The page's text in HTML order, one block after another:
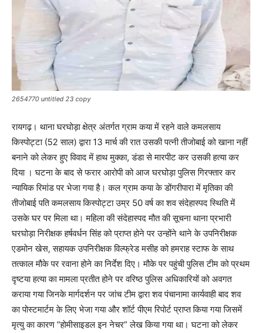
2654770 untitled 23 copy
रायगढ़। थाना घरघोड़ा क्षेत्र अंतर्गत ग्राम कया में रहने वाले कमलसाय
किस्पोट्टा (52 साल) द्वारा 13 मार्च की रात उसकी पत्नी तीजोबाई को खाना नहीं
बनाने को लेकर हुए विवाद में हाथ मुक्का, डंडा से मारपीट कर उसकी हत्या कर
दिया । घटना के बाद से फरार आरोपी को आज घरघोड़ा पुलिस गिरफ्तार कर
न्यायिक रिमांड पर भेजा गया है। कल ग्राम कया के डोंगरीपारा में मृतिका की
तीजोबाई पति कमलसाय किस्पोट्टा उम्र 50 वर्ष का शव संदेहास्पद स्थिति में
उसके घर पर मिला था। महिला की संदेहास्पद मौत की सूचना थाना प्रभारी
घरघोड़ा निरीक्षक हर्षवर्धन सिंह को प्राप्त होने पर उन्होंने थाने के उपनिरीक्षक
एडमोन खेस, सहायक उपनिरीक्षक विल्फ्रेड मसीह को हमराह स्टाफ के साथ
तत्काल मौके पर रवाना होने का निर्देश दिए। मौके पर पहुंची पुलिस टीम को प्रथम
दृष्टया हत्या का मामला प्रतीत होने पर वरिष्ठ पुलिस अधिकारियों को अवगत
कराया गया जिनके मार्गदर्शन पर जांच टीम द्वारा शव पंचानामा कार्यवाही बाद शव
का पोस्टमार्टम के लिए भेजा गया और शॉर्ट पीएम रिपोर्ट प्राप्त किया गया जिसमें
मृत्यु का कारण “होमीसाइडल इन नेचर” लेख किया गया था। घटना को लेकर